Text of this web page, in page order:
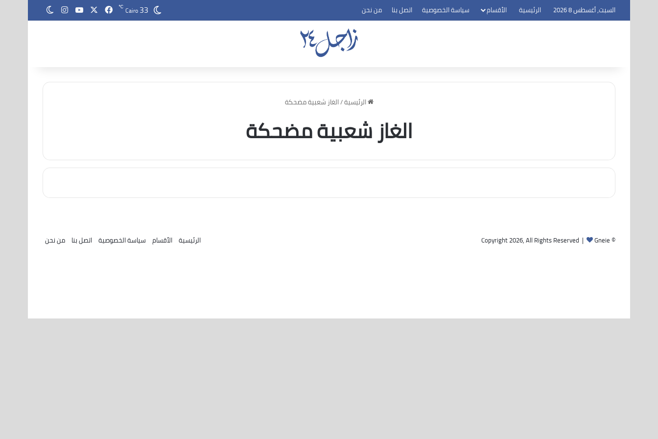
السبت, أغسطس 8 2026 الرئيسية الأقسام سياسة الخصوصية اتصل بنا من نحن Cairo33
℃ فيسبوك ‫YouTubeانستقرام
الرئيسية/الغاز شعبية مضحكة
الغاز شعبية مضحكة
© Copyright 2026, All Rights Reserved |
Gneie الرئيسية الأقسام سياسة الخصوصية اتصل بنا من نحن